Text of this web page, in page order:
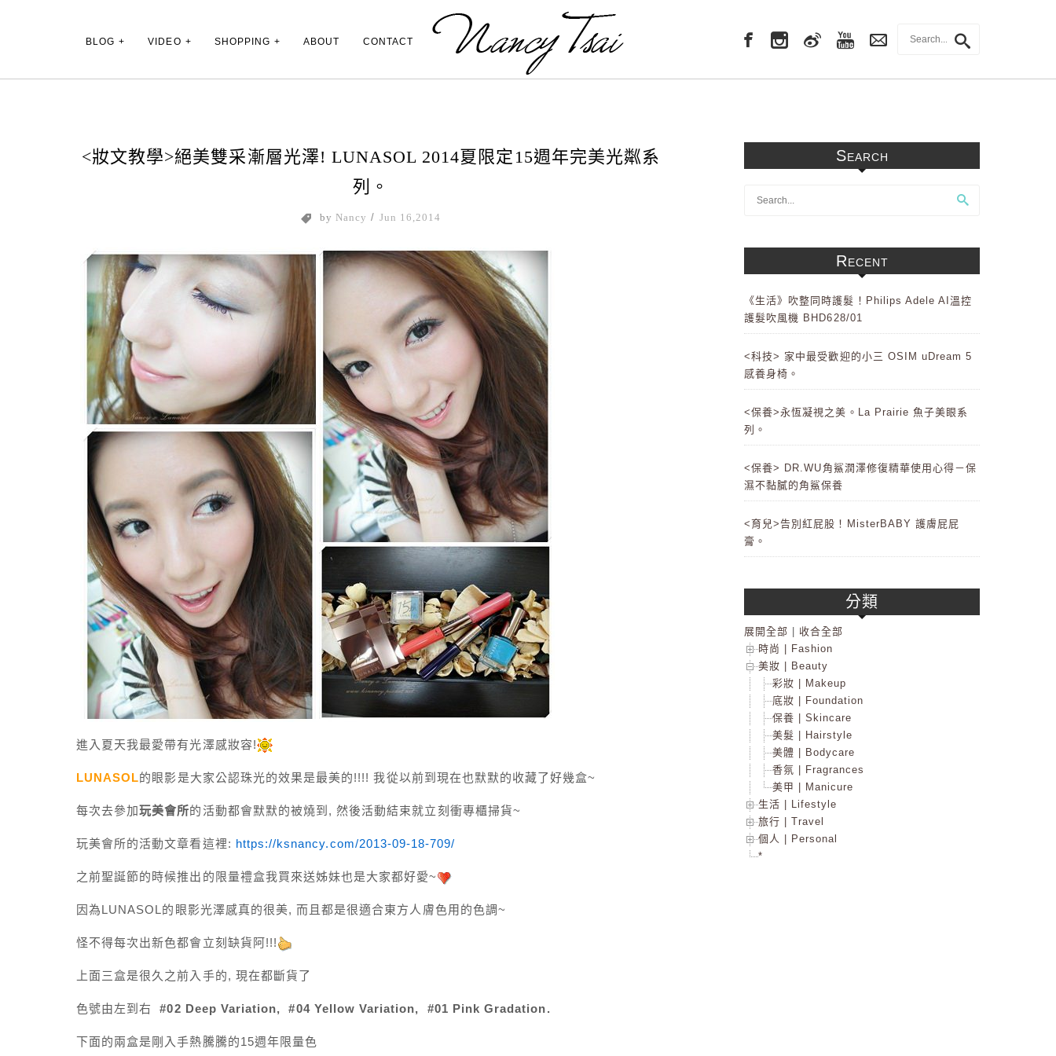
Main Menu
BLOG VIDEO SHOPPING ABOUT CONTACT
<妝文教學>絕美雙采漸層光澤! LUNASOL 2014夏限定15週年完美光粼系
列。
by Nancy / Jun 16,2014
進入夏天我最愛帶有光澤感妝容!
LUNASOL的眼影是大家公認珠光的效果是最美的!!!! 我從以前到現在也默默的收藏了好幾盒~
每次去參加玩美會所的活動都會默默的被燒到, 然後活動結束就立刻衝專櫃掃貨~
玩美會所的活動文章看這裡: https://ksnancy.com/2013-09-18-709/
之前聖誕節的時候推出的限量禮盒我買來送姊妹也是大家都好愛~
因為LUNASOL的眼影光澤感真的很美, 而且都是很適合東方人膚色用的色調~
怪不得每次出新色都會立刻缺貨阿!!!
上面三盒是很久之前入手的, 現在都斷貨了
色號由左到右 #02 Deep Variation, #04 Yellow Variation, #01 Pink Gradation.
下面的兩盒是剛入手熱騰騰的15週年限量色
Search
Recent
《生活》吹整同時護髮！Philips Adele AI溫控
護髮吹風機 BHD628/01
<科技> 家中最受歡迎的小三 OSIM uDream 5
感養身椅。
<保養>永恆凝視之美。La Prairie 魚子美眼系
列。
<保養> DR.WU角鯊潤澤修復精華使用心得－保
濕不黏膩的角鯊保養
<育兒>告別紅屁股！MisterBABY 護膚屁屁
膏。
分類
展開全部
收合全部
時尚 | Fashion
美妝 | Beauty
彩妝 | Makeup
底妝 | Foundation
保養 | Skincare
美髮 | Hairstyle
美體 | Bodycare
香氛 | Fragrances
美甲 | Manicure
生活 | Lifestyle
旅行 | Travel
個人 | Personal
*